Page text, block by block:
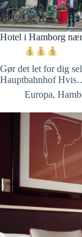
Hotel i Hamborg
Gør det let for dig
Hauptbahnhof
Europa,